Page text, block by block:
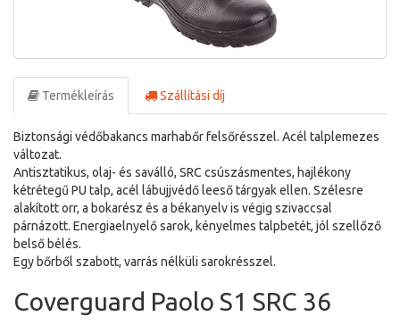
Termékleírás Szállítási díj
Biztonsági védőbakancs marhabőr felsőrésszel. Acél talplemezes
változat.
Antisztatikus, olaj- és saválló, SRC csúszásmentes, hajlékony
kétrétegű PU talp, acél lábujjvédő leeső tárgyak ellen. Szélesre
alakított orr, a bokarész és a békanyelv is végig szivaccsal
párnázott. Energiaelnyelő sarok, kényelmes talpbetét, jól szellőző
belső bélés.
Egy bőrből szabott, varrás nélküli sarokrésszel.
Coverguard Paolo S1 SRC 36